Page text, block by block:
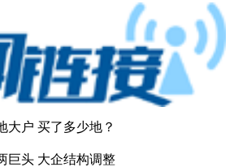
大户 买了多少地？
巨头 大企结构调整